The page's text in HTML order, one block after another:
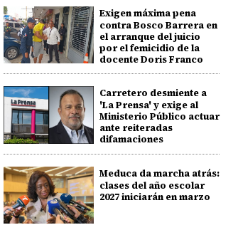
Exigen máxima pena
contra Bosco Barrera en
el arranque del juicio
por el femicidio de la
docente Doris Franco
Carretero desmiente a
'La Prensa' y exige al
Ministerio Público actuar
ante reiteradas
difamaciones
Meduca da marcha atrás:
clases del año escolar
2027 iniciarán en marzo